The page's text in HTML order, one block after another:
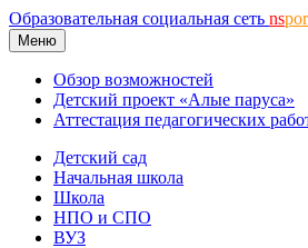
Образовательная социальная сеть ns
Меню
Обзор возможностей
Детский проект «Алые паруса»
Аттестация педагогических
Детский сад
Начальная школа
Школа
НПО и СПО
ВУЗ